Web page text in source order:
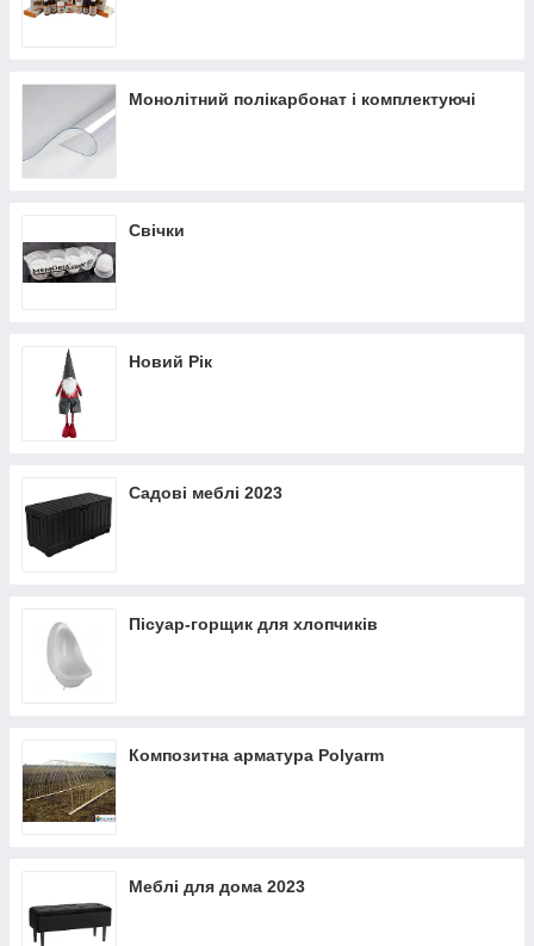
Монолітний полікарбонат і комплектуючі
Свічки
Новий Рік
Садові меблі 2023
Пісуар-горщик для хлопчиків
Композитна арматура Polyarm
Меблі для дома 2023